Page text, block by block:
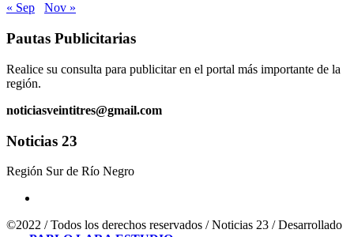
« Sep
Nov »
Pautas Publicitarias
Realice su consulta para publicitar en el portal más importante de la
región.
noticiasveintitres@gmail.com
Noticias 23
Región Sur de Río Negro
©2022 / Todos los derechos reservados / Noticias 23 / Desarrollado